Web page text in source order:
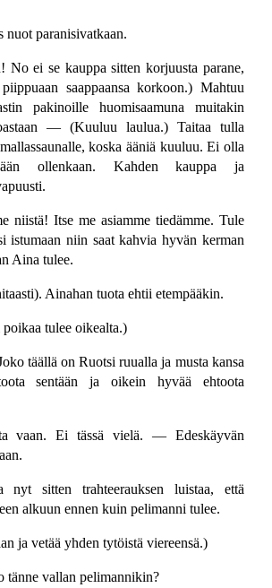
nuot paranisivatkaan.
No ei se kauppa sitten korjuusta parane,
saappaansa korkoon.) Mahtuu
pakinoille huomisaamuna muitakin
— (Kuuluu laulua.) Taitaa tulla
koska ääniä kuuluu. Ei olla
ollenkaan. Kahden kauppa ja
niistä! Itse me asiamme tiedämme. Tule
istumaan niin saat kahvia hyvän kerman
Aina tulee.
Ainahan tuota ehtii etempääkin.
tulee oikealta.)
täällä on Ruotsi ruualla ja musta kansa
sentään ja oikein hyvää ehtoota
vaan. Ei tässä vielä. — Edeskäyvän
nyt sitten trahteerauksen luistaa, että
alkuun ennen kuin pelimanni tulee.
ja vetää yhden tytöistä viereensä.)
tänne vallan pelimannikin?